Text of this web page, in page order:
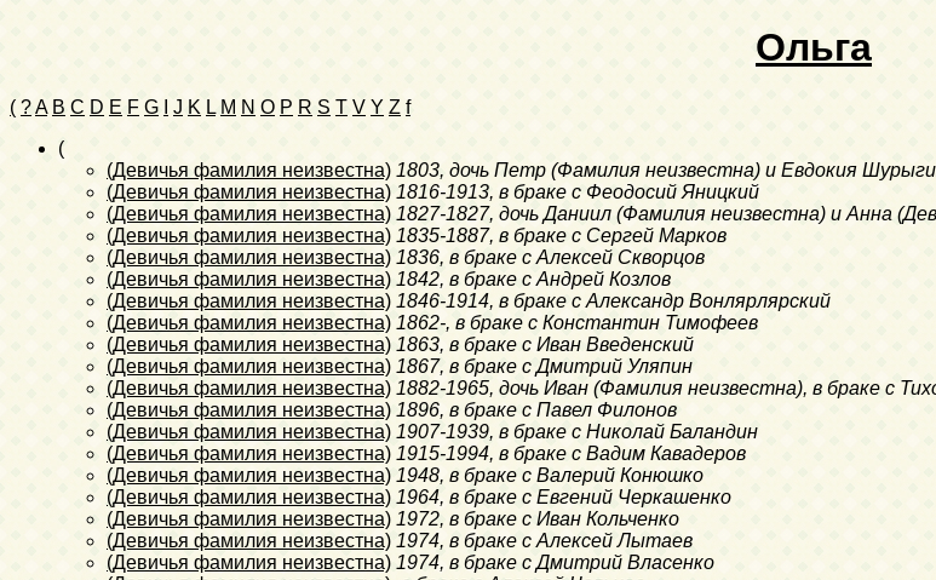
Ольга
( ?A B C D E F G J K L M N O P R S T V Y Z f
(
(Девичья фамилия неизвестна) 1803, дочь Петр (Фамилия неизвестна) и Евдокия
(Девичья фамилия неизвестна) 1816-1913, в браке с Феодосий Яницкий
(Девичья фамилия неизвестна) 1827-1827, дочь Даниил (Фамилия неизвестна) и Анна
(Девичья фамилия неизвестна) 1835-1887, в браке с Сергей Марков
(Девичья фамилия неизвестна) 1836, в браке с Алексей Скворцов
(Девичья фамилия неизвестна) 1842, в браке с Андрей Козлов
(Девичья фамилия неизвестна) 1846-1914, в браке с Александр Вонлярлярский
(Девичья фамилия неизвестна) 1862-, в браке с Константин Тимофеев
(Девичья фамилия неизвестна) 1863, в браке с Иван Введенский
(Девичья фамилия неизвестна) 1867, в браке с Дмитрий Уляпин
(Девичья фамилия неизвестна) 1882-1965, дочь Иван (Фамилия неизвестна), в браке с
(Девичья фамилия неизвестна) 1896, в браке с Павел Филонов
(Девичья фамилия неизвестна) 1907-1939, в браке с Николай Баландин
(Девичья фамилия неизвестна) 1915-1994, в браке с Вадим Кавадеров
(Девичья фамилия неизвестна) 1948, в браке с Валерий Конюшко
(Девичья фамилия неизвестна) 1964, в браке с Евгений Черкашенко
(Девичья фамилия неизвестна) 1972, в браке с Иван Кольченко
(Девичья фамилия неизвестна) 1974, в браке с Алексей Лытаев
(Девичья фамилия неизвестна) 1974, в браке с Дмитрий Власенко